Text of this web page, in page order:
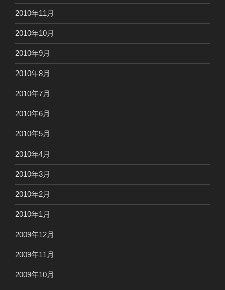
2010年11月
2010年10月
2010年9月
2010年8月
2010年7月
2010年6月
2010年5月
2010年4月
2010年3月
2010年2月
2010年1月
2009年12月
2009年11月
2009年10月